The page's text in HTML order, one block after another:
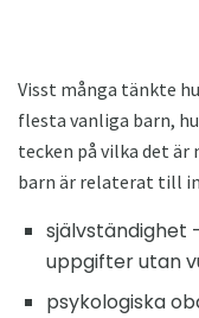
Visst många tänkte
flesta vanliga barn,
tecken på vilka det
barn är relaterat till
självständighet
uppgifter utan
psykologiska